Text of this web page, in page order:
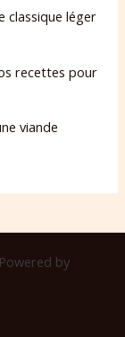
classique léger
recettes pour
viande
by